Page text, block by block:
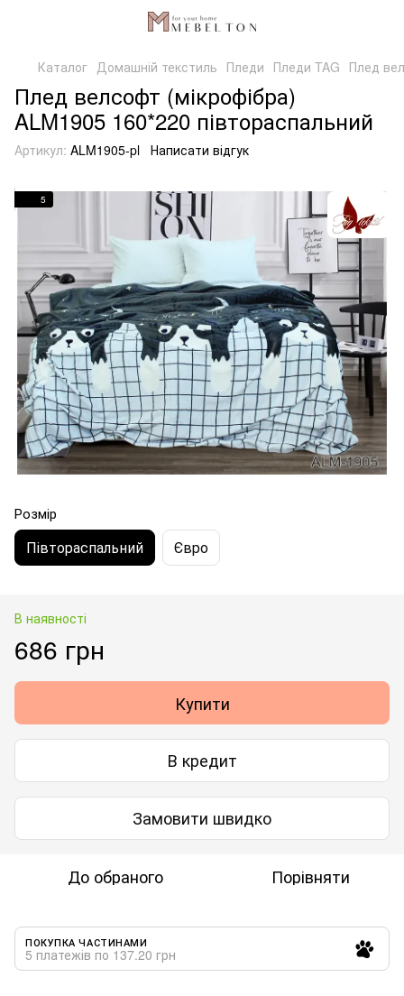
Каталог Домашній текстиль Пледи Пледи TAG Плед
Плед велсофт (мікрофібра)
ALM1905 160*220 півтораспальний
Артикул: ALM1905-pl Написати відгук
5
Розмір
Півтораспальний Євро
В наявності
686 грн
Купити
В кредит
Замовити швидко
До обраного Порівняти
ПОКУПКА ЧАСТИНАМИ
5 платежів по 137.20 грн